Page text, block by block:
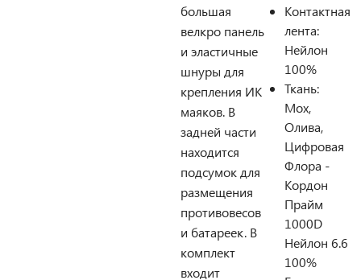
большая
велкро панель
и эластичные
шнуры для
крепления ИК
маяков. В
задней части
находится
подсумок для
размещения
противовесов
и батареек. В
комплект
входит
Контактная
лента:
Нейлон
100%
Ткань:
Мох,
Олива,
Цифровая
Флора -
Кордон
Прайм
1000D
Нейлон 6.6
100%